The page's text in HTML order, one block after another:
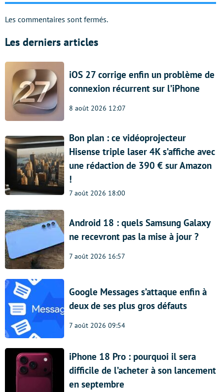
Les commentaires sont fermés.
Les derniers articles
iOS 27 corrige enfin un problème de
connexion récurrent sur l’iPhone
8 août 2026 12:07
Bon plan : ce vidéoprojecteur
Hisense triple laser 4K s’affiche avec
une rédaction de 390 € sur Amazon
!
7 août 2026 18:00
Android 18 : quels Samsung Galaxy
ne recevront pas la mise à jour ?
7 août 2026 16:57
Google Messages s’attaque enfin à
deux de ses plus gros défauts
7 août 2026 09:54
iPhone 18 Pro : pourquoi il sera
difficile de l’acheter à son lancement
en septembre